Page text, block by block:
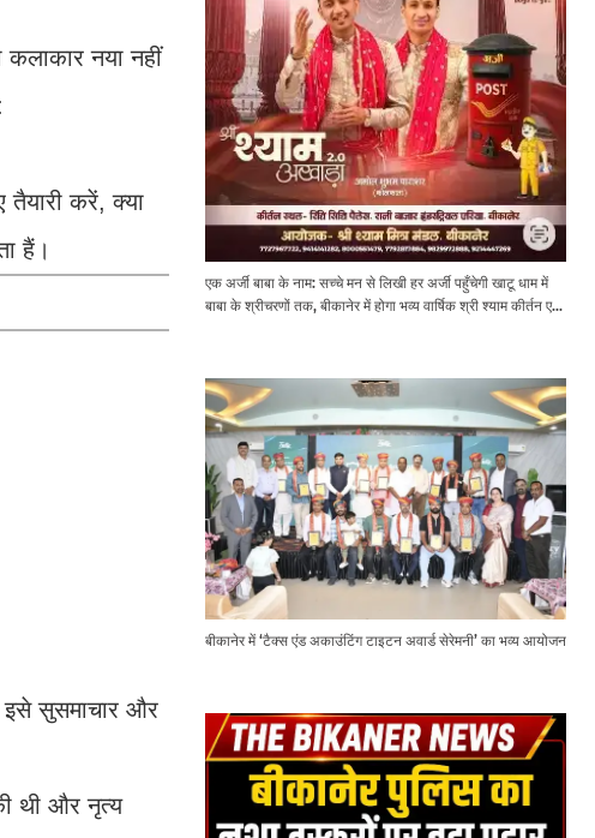
नया नहीं
करें, क्या
हैं।
इसे सुसमाचार और
थी और नृत्य
एक अर्जी बाबा के नाम: सच्चे मन से लिखी हर अर्जी पहुँचेगी खाटू धाम में
बाबा के श्रीचरणों तक, बीकानेर में होगा भव्य वार्षिक श्री श्याम कीर्तन एवं
बीकानेर में ‘टैक्स एंड अकाउंटिंग टाइटन अवार्ड सेरेमनी’ का भव्य आयोजन